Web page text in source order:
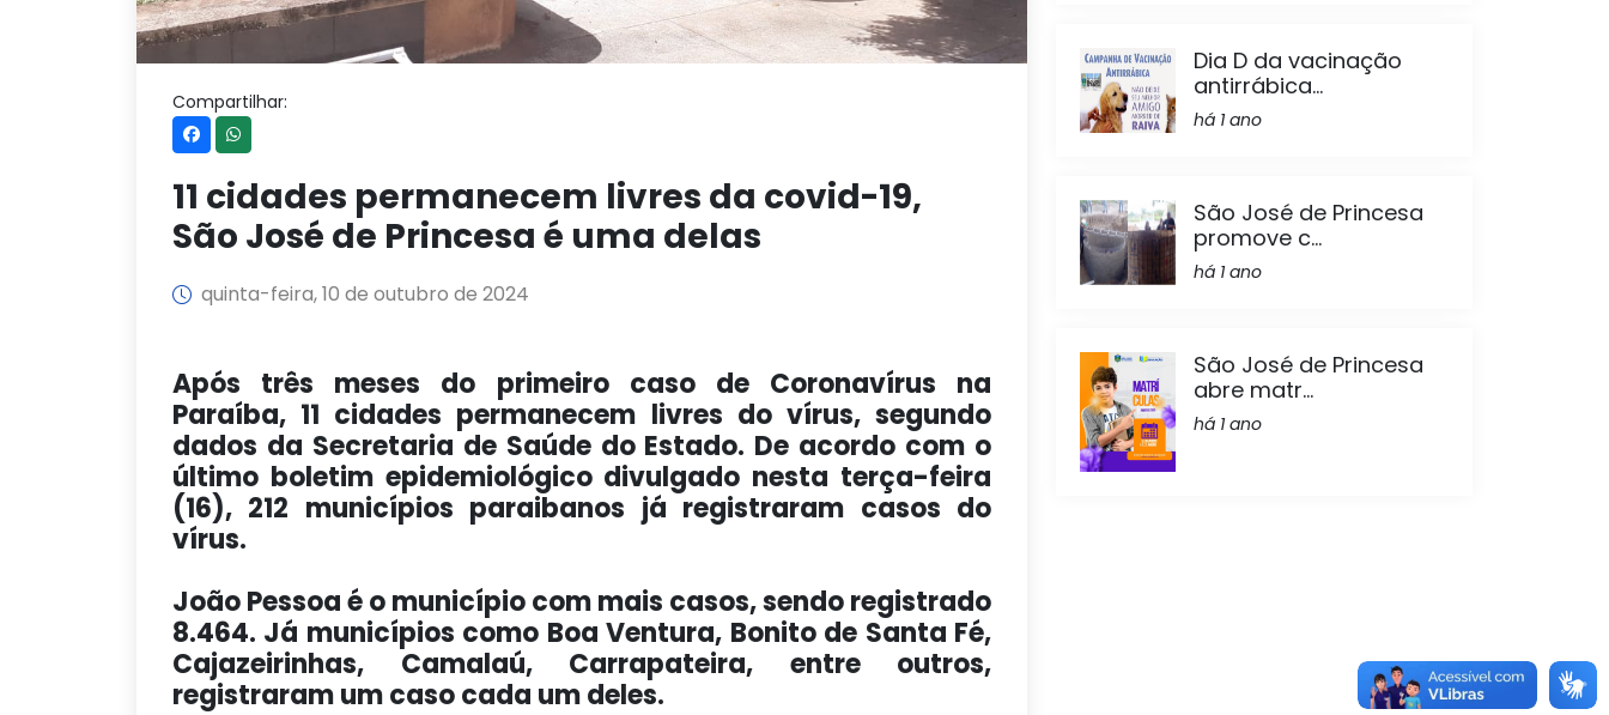
Compartilhar:
11 cidades permanecem livres da covid-19,
São José de Princesa é uma delas
quinta-feira, 10 de outubro de 2024
Após três meses do primeiro caso de Coronavírus na
Paraíba, 11 cidades permanecem livres do vírus, segundo
dados da Secretaria de Saúde do Estado. De acordo com o
último boletim epidemiológico divulgado nesta terça-feira
(16), 212 municípios paraibanos já registraram casos do
vírus.
João Pessoa é o município com mais casos, sendo registrado
8.464. Já municípios como Boa Ventura, Bonito de Santa Fé,
Cajazeirinhas, Camalaú, Carrapateira, entre outros,
registraram um caso cada um deles.
Dia D da vacinação
antirrábica...
há 1 ano
São José de Princesa
promove c...
há 1 ano
São José de Princesa
abre matr...
há 1 ano